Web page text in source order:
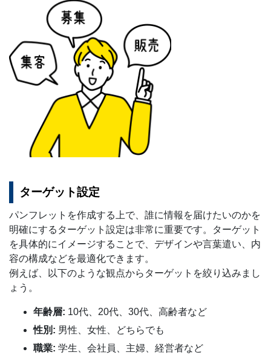
ターゲット設定
パンフレットを作成する上で、誰に情報を届けたいのかを
明確にするターゲット設定は非常に重要です。ターゲット
を具体的にイメージすることで、デザインや言葉遣い、内
容の構成などを最適化できます。
例えば、以下のような観点からターゲットを絞り込みまし
ょう。
年齢層: 10代、20代、30代、高齢者など
性別: 男性、女性、どちらでも
職業: 学生、会社員、主婦、経営者など